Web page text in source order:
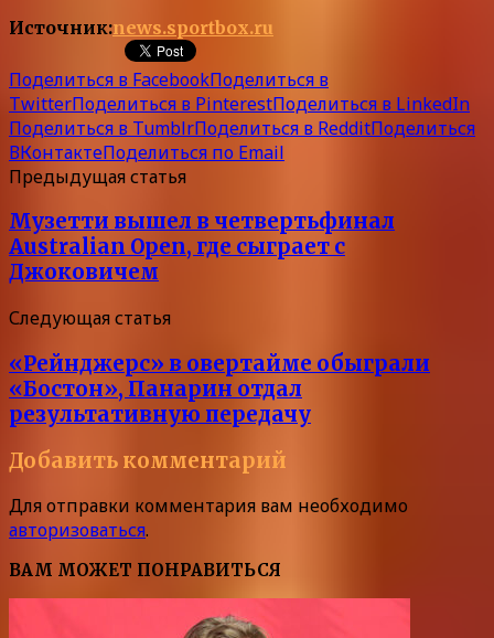
Источник:news.sportbox.ru
Поделиться в FacebookПоделиться в
TwitterПоделиться в PinterestПоделиться в LinkedIn
Поделиться в TumblrПоделиться в RedditПоделиться
ВКонтактеПоделиться по Email
Предыдущая статья
Музетти вышел в четвертьфинал
Australian Open, где сыграет с
Джоковичем
Следующая статья
«Рейнджерс» в овертайме обыграли
«Бостон», Панарин отдал
результативную передачу
Добавить комментарий
Для отправки комментария вам необходимо
авторизоваться.
ВАМ МОЖЕТ ПОНРАВИТЬСЯ